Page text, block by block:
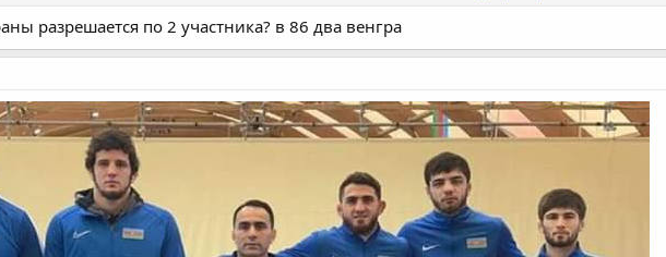
(ITA)
(ROU)
DUBOV (BUL)
CRESPO (ESP)
(FRA)
разрешается по 2 участника? в 86 два венгра